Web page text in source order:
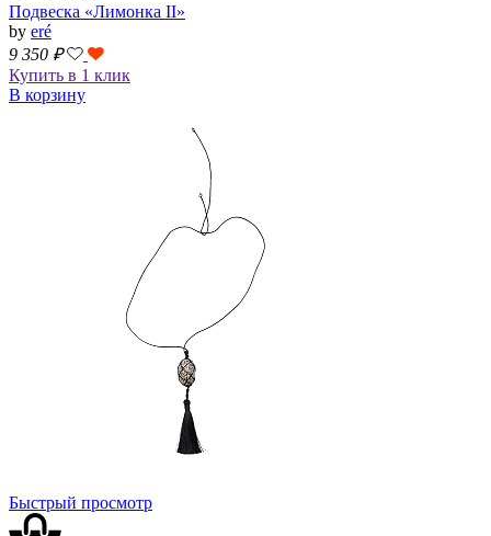
Подвеска «Лимонка II»
by eré
9 350 ₽
Купить в 1 клик
В корзину
Быстрый просмотр